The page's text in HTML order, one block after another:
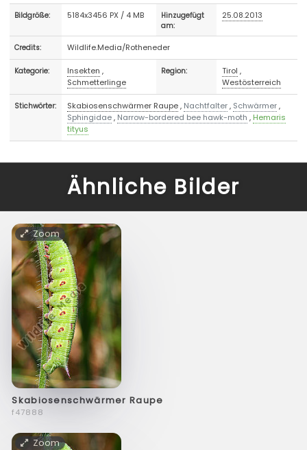
Bildgröße: 5184x3456 PX / 4 MB
Hinzugefügt
am:
25.08.2013
Credits: Wildlife.Media/Rotheneder
Kategorie: Insekten ,
Schmetterlinge
Region: Tirol ,
Westösterreich
Stichwörter: Skabiosenschwärmer Raupe, Nachtfalter, Schwärmer,
Sphingidae, Narrow-bordered bee hawk-moth , Hemaris
tityus
Ähnliche Bilder
Zoom
Skabiosenschwärmer Raupe
f47888
Zoom